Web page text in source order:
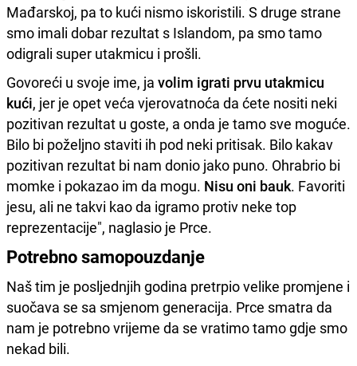
Mađarskoj, pa to kući nismo iskoristili. S druge strane
smo imali dobar rezultat s Islandom, pa smo tamo
odigrali super utakmicu i prošli.
Govoreći u svoje ime, ja volim igrati prvu utakmicu
kući, jer je opet veća vjerovatnoća da ćete nositi neki
pozitivan rezultat u goste, a onda je tamo sve moguće.
Bilo bi poželjno staviti ih pod neki pritisak. Bilo kakav
pozitivan rezultat bi nam donio jako puno. Ohrabrio bi
momke i pokazao im da mogu. Nisu oni bauk. Favoriti
jesu, ali ne takvi kao da igramo protiv neke top
reprezentacije", naglasio je Prce.
Potrebno samopouzdanje
Naš tim je posljednjih godina pretrpio velike promjene i
suočava se sa smjenom generacija. Prce smatra da
nam je potrebno vrijeme da se vratimo tamo gdje smo
nekad bili.